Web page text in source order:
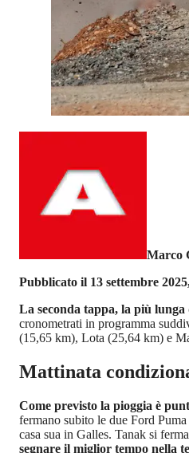
Marco
Pubblicato il 13 settembre
La seconda tappa, la più
cronometrati in programma
(15,65 km), Lota (25,64 km) e
Mattinata
Come previsto la pioggia è
fermano subito le due Ford
casa sua in Galles. Tanak si
segnare il miglior tempo nella